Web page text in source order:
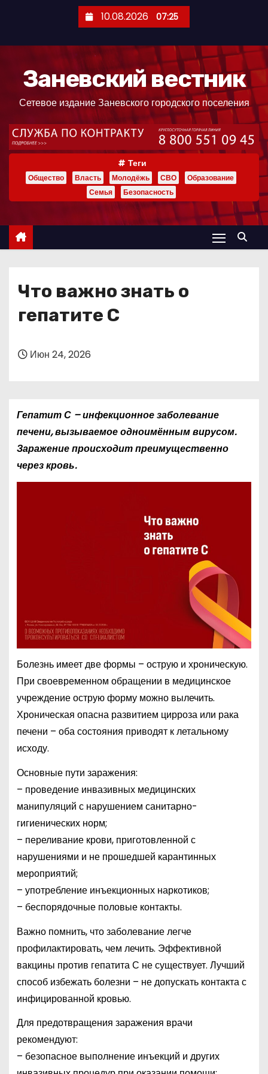
ж
10.08.2026 07:25
Заневский вестник
Сетевое издание Заневского городского поселения
Теги
Общество Власть Молодёжь СВО
Образование
Семья
Безопасность
Что важно знать о
гепатите С
Июн 24, 2026
Гепатит С – инфекционное заболевание
печени, вызываемое одноимённым вирусом.
Заражение происходит преимущественно
через кровь.
Болезнь имеет две формы – острую и хроническую.
При своевременном обращении в медицинское
учреждение острую форму можно вылечить.
Хроническая опасна развитием цирроза или рака
печени – оба состояния приводят к летальному
исходу.
Основные пути заражения:
– проведение инвазивных медицинских
манипуляций с нарушением санитарно-
гигиенических норм;
– переливание крови, приготовленной с
нарушениями и не прошедшей карантинных
мероприятий;
– употребление инъекционных наркотиков;
– беспорядочные половые контакты.
Важно помнить, что заболевание легче
профилактировать, чем лечить. Эффективной
вакцины против гепатита С не существует. Лучший
способ избежать болезни – не допускать контакта с
инфицированной кровью.
Для предотвращения заражения врачи
рекомендуют:
– безопасное выполнение инъекций и других